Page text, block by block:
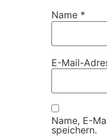
Name *
E-Mail-
Name, E-
speichern.